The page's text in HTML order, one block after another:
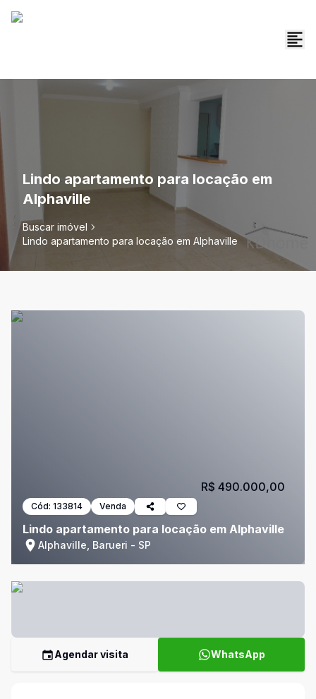
Lindo apartamento para locação em
Alphaville
Buscar imóvel
Lindo apartamento para locação em Alphaville
Cód: 133814 Venda
Lindo apartamento para locação em Alphaville
Alphaville, Barueri - SP
R$ 490.000,00
Agendar visita WhatsApp